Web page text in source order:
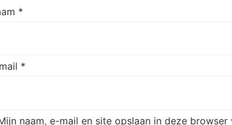
*
*
naam, e-mail en site opslaan in deze browser